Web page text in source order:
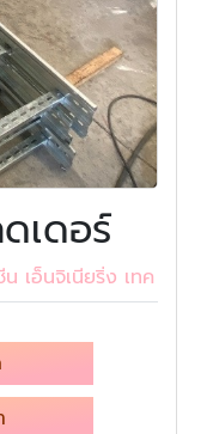
เดอร์
เอ็นจิเนียริ่ง เทค